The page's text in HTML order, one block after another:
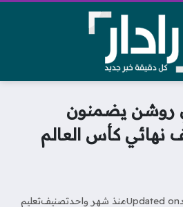
روشن يضمنون
نهائي كأس العالم
Updated onمنذ شهر واحدتصنيفتعليم